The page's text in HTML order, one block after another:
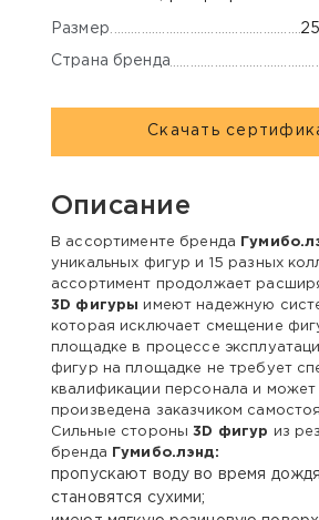
Размер
Страна бренда
Скачать
Описание
В ассортименте бренда
уникальных фигур и 15 разных
ассортимент продолжает
3D фигуры имеют надежную
которая исключает смещение
площадке в процессе
фигур на площадке не требует
квалификации персонала и может
произведена заказчиком
Сильные стороны3D фигур
из
бренда Гумибо.лэнд:
пропускают воду во время
становятся сухими;